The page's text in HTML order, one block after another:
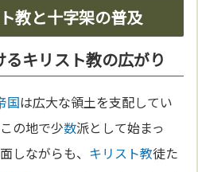
教と十字架の普及
キリスト教の広がり
国は広大な領土を支配してい
の地で少数派として始まっ
しながらも、 キリスト教徒た